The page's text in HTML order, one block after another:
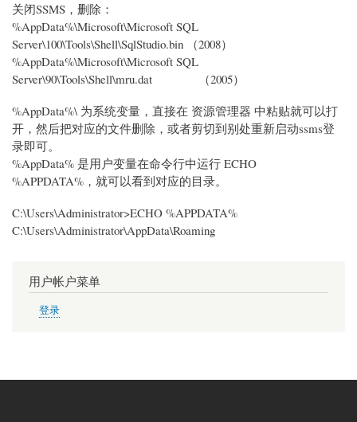
关闭SSMS，删除：
%AppData%\Microsoft\Microsoft SQL
Server\100\Tools\Shell\SqlStudio.bin
（2008）
%AppData%\Microsoft\Microsoft SQL
Server\90\Tools\Shell\mru.dat
（2005）
%AppData%\ 为系统变量，直接在 资源管理器 中粘贴就可以打
开，然后把对应的文件删除，或者剪切到别处重新启动ssms登
录即可。
%AppData% 是用户变量在命令行中运行 ECHO
%APPDATA%，就可以看到对应的目录。
C:\Users\Administrator>ECHO %APPDATA%
C:\Users\Administrator\AppData\Roaming
用户帐户菜单
登录